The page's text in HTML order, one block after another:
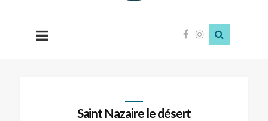
Saint Nazaire le désert